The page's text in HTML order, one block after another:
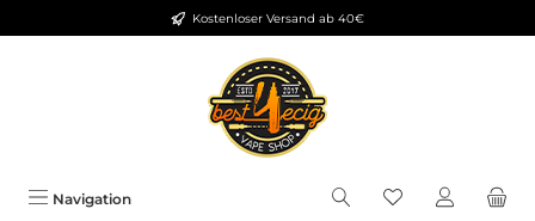
Zum Hauptinhalt springenKostenloser Versand ab 40€
Navigation Du hast 0